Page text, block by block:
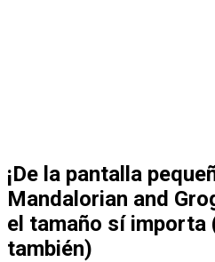
¡De la pantalla
Mandalorian and
el tamaño sí importa
también)